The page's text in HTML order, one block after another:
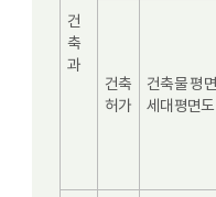
건
축
과
건축
허가
건축물 평
세대평면도